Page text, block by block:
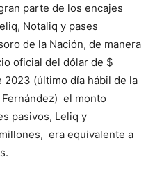
parte de los encajes
Notaliq y pases
de la Nación, de manera
oficial del dólar de $
(último día hábil de la
el monto
pasivos, Leliq y
era equivalente a